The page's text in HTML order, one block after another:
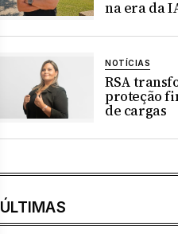
na era da
NOTÍCIAS
RSA
proteção
de cargas
ÚLTIMAS